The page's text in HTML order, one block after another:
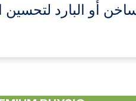
أو البارد لتحسين